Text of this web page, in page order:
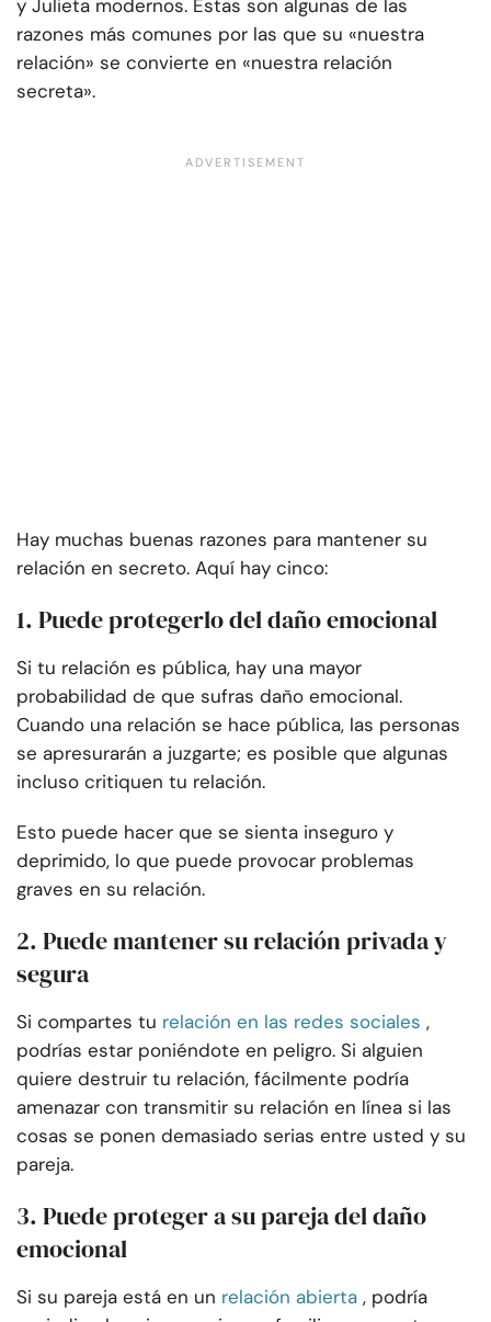
y Julieta modernos. Estas son algunas de las
razones más comunes por las que su «nuestra
relación» se convierte en «nuestra relación
secreta».
Hay muchas buenas razones para mantener su
relación en secreto. Aquí hay cinco:
1. Puede protegerlo del daño emocional
Si tu relación es pública, hay una mayor
probabilidad de que sufras daño emocional.
Cuando una relación se hace pública, las personas
se apresurarán a juzgarte; es posible que algunas
incluso critiquen tu relación.
Esto puede hacer que se sienta inseguro y
deprimido, lo que puede provocar problemas
graves en su relación.
2. Puede mantener su relación privada y
segura
Si compartes tu relación en las redes sociales ,
podrías estar poniéndote en peligro. Si alguien
quiere destruir tu relación, fácilmente podría
amenazar con transmitir su relación en línea si las
cosas se ponen demasiado serias entre usted y su
pareja.
3. Puede proteger a su pareja del daño
emocional
Si su pareja está en un relación abierta , podría